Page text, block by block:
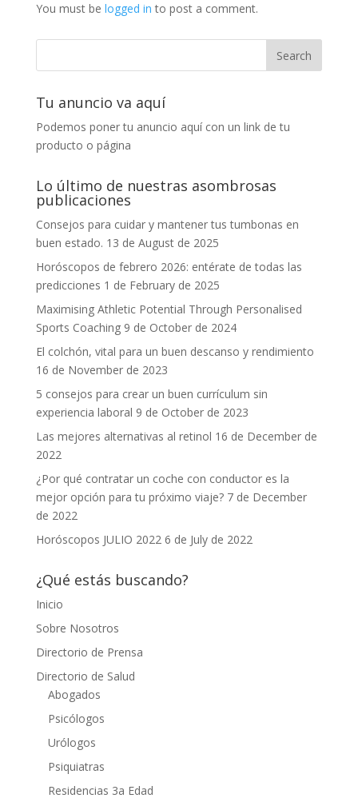
You must be logged in to post a comment.
Tu anuncio va aquí
Podemos poner tu anuncio aquí con un link de tu
producto o página
Lo último de nuestras asombrosas
publicaciones
Consejos para cuidar y mantener tus tumbonas en
buen estado. 13 de August de 2025
Horóscopos de febrero 2026: entérate de todas las
predicciones 1 de February de 2025
Maximising Athletic Potential Through Personalised
Sports Coaching 9 de October de 2024
El colchón, vital para un buen descanso y rendimiento
16 de November de 2023
5 consejos para crear un buen currículum sin
experiencia laboral 9 de October de 2023
Las mejores alternativas al retinol 16 de December de
2022
¿Por qué contratar un coche con conductor es la
mejor opción para tu próximo viaje? 7 de December
de 2022
Horóscopos JULIO 2022 6 de July de 2022
¿Qué estás buscando?
Inicio
Sobre Nosotros
Directorio de Prensa
Directorio de Salud
Abogados
Psicólogos
Urólogos
Psiquiatras
Residencias 3a Edad